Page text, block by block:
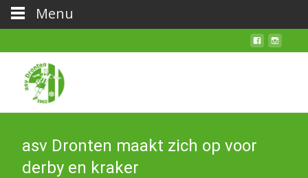
asv Dronten maakt zich op voor
derby en kraker
Menu